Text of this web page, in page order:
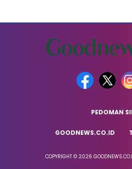
PEDOMAN
GOODNEWS.CO.ID
COPYRIGHT © 2026